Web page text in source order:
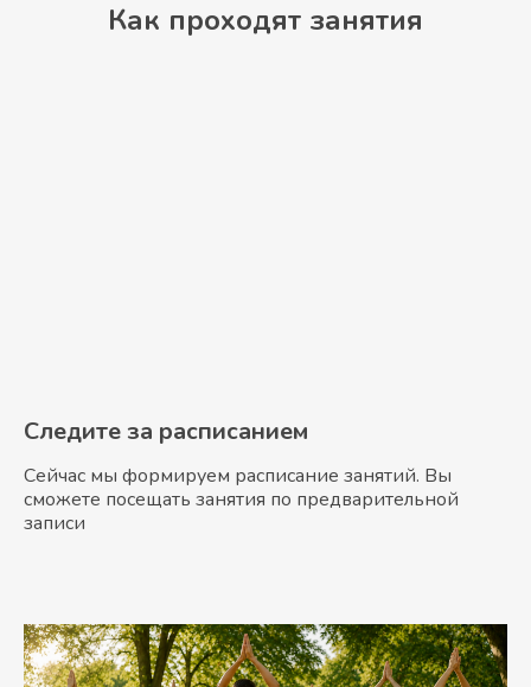
Как проходят занятия
Следите за расписанием
Сейчас мы формируем расписание занятий. Вы
сможете посещать занятия по предварительной
записи